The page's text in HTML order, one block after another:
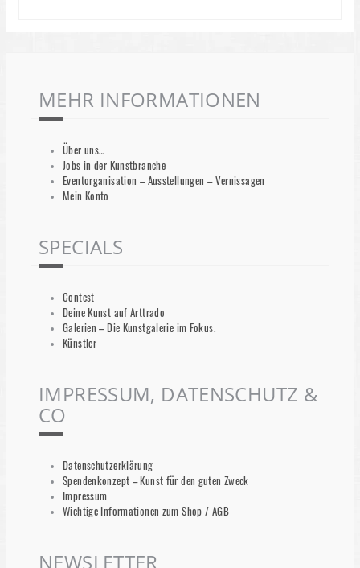
MEHR INFORMATIONEN
Über uns…
Jobs in der Kunstbranche
Eventorganisation – Ausstellungen – Vernissagen
Mein Konto
SPECIALS
Contest
Deine Kunst auf Arttrado
Galerien – Die Kunstgalerie im Fokus.
Künstler
IMPRESSUM, DATENSCHUTZ &
CO
Datenschutzerklärung
Spendenkonzept – Kunst für den guten Zweck
Impressum
Wichtige Informationen zum Shop / AGB
NEWSLETTER